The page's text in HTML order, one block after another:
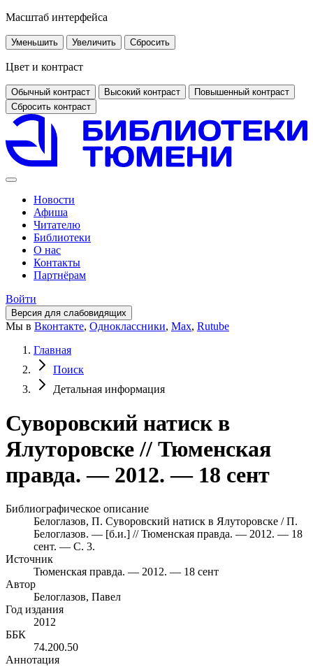
Масштаб интерфейса
Уменьшить Увеличить Сбросить
Цвет и контраст
Обычный контраст Высокий контраст
Повышенный контраст
Сбросить контраст
Новости
Афиша
Читателю
Библиотеки
О нас
Контакты
Партнёрам
Войти
Версия для слабовидящих
Мы в Вконтакте, Одноклассники, Max, Rutube
Главная
Поиск
Детальная информация
Суворовский натиск в
Ялуторовске // Тюменская
правда. — 2012. — 18 сент
Библиографическое описание
Белоглазов, П. Суворовский натиск в Ялуторовске / П.
Белоглазов. — [б.и.] // Тюменская правда. — 2012. — 18
сент. — С. 3.
Источник
Тюменская правда. — 2012. — 18 сент
Автор
Белоглазов, Павел
Год издания
2012
ББК
74.200.50
Аннотация